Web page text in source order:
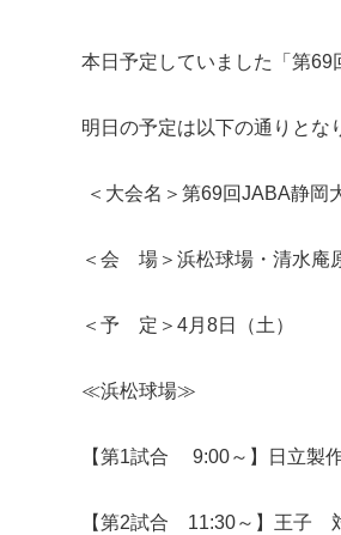
本日予定していました「第69
明日の予定は以下の通りとな
＜大会名＞第69回JABA静岡
＜会 場＞浜松球場・清水庵
＜予 定＞4月8日（土）
≪浜松球場≫
【第1試合 9:00～】日立
【第2試合 11:30～】王子